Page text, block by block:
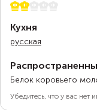
2 из 5
Кухня
русская
Белок коровьего
Убедитесь, что у вас нет